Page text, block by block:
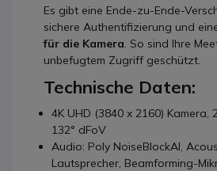
Es gibt eine Ende-zu-Ende-
sichere Authentifizierung und
für die Kamera. So sind Ihre
unbefugtem Zugriff geschützt.
Technische Daten:
4K UHD (3840 x 2160) Kamera,
132° dFoV
Audio: Poly NoiseBlockAI,
Lautsprecher, Beamforming-